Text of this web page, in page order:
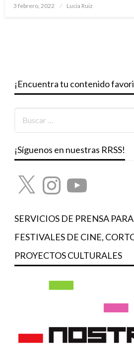
Publicado
3 febrero, 2022 Lucia Ruiz
¡Encuentra tu contenido
¡Síguenos en nuestras RRSS!
X InstagramYouTube
SERVICIOS DE PRENSA
FESTIVALES DE CINE,
PROYECTOS CULTURALES